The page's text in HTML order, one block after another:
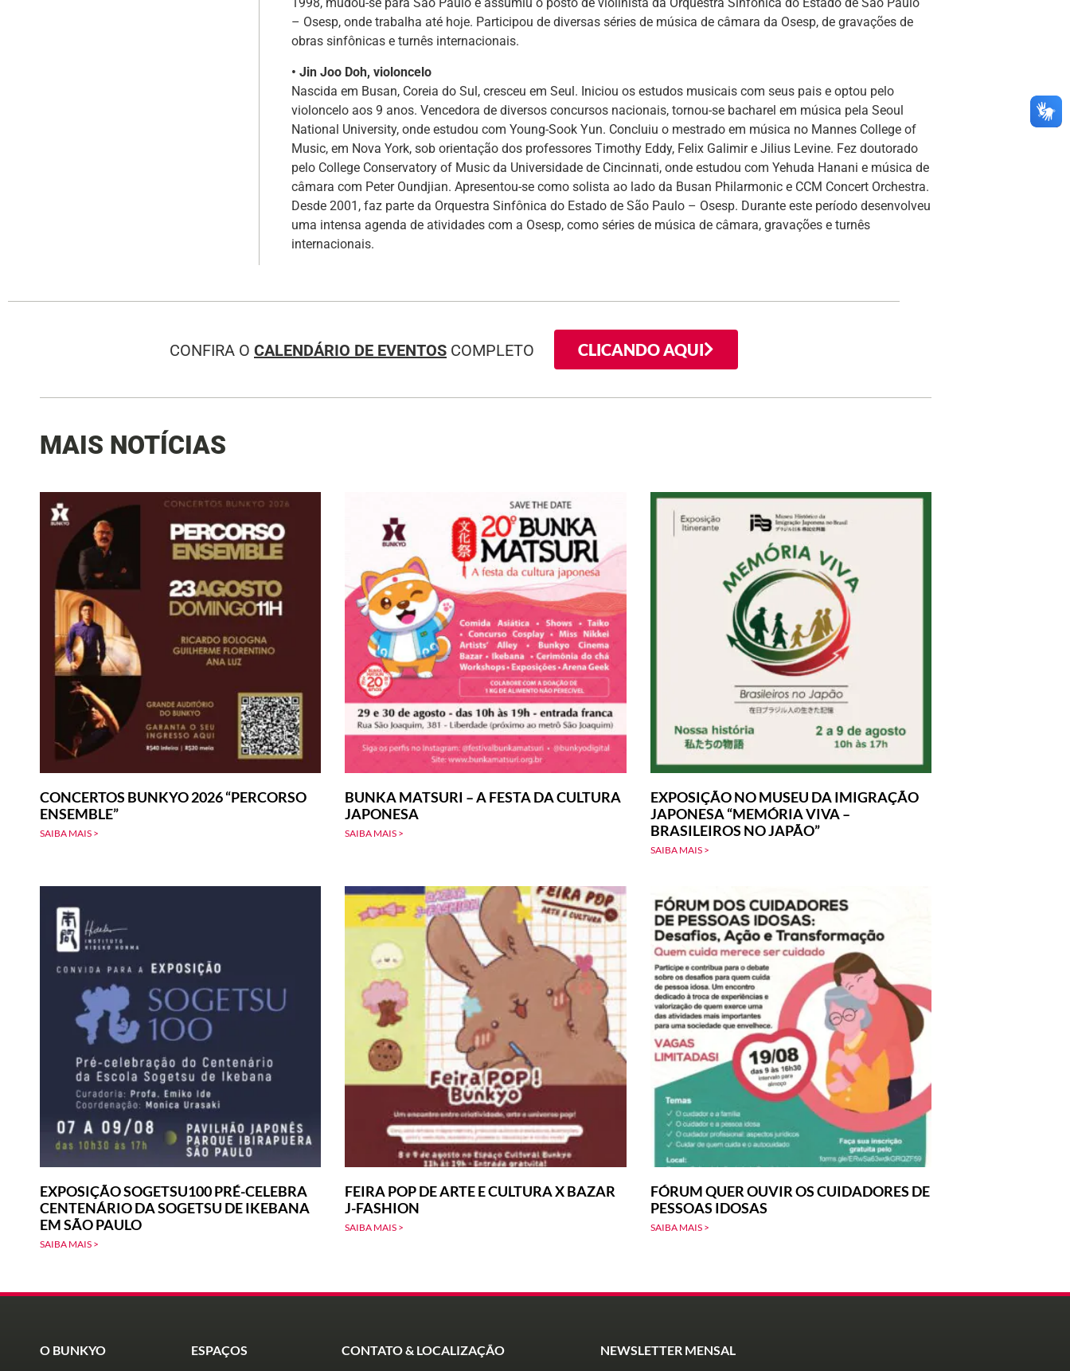
1998, mudou-se para São Paulo e assumiu o posto de violinista da Orquestra Sinfônica do Estado de São Paulo
– Osesp, onde trabalha até hoje. Participou de diversas séries de música de câmara da Osesp, de gravações de
obras sinfônicas e turnês internacionais.
• Jin Joo Doh, violoncelo
Nascida em Busan, Coreia do Sul, cresceu em Seul. Iniciou os estudos musicais com seus pais e optou pelo
violoncelo aos 9 anos. Vencedora de diversos concursos nacionais, tornou-se bacharel em música pela Seoul
National University, onde estudou com Young-Sook Yun. Concluiu o mestrado em música no Mannes College of
Music, em Nova York, sob orientação dos professores Timothy Eddy, Felix Galimir e Jilius Levine. Fez doutorado
pelo College Conservatory of Music da Universidade de Cincinnati, onde estudou com Yehuda Hanani e música de
câmara com Peter Oundjian. Apresentou-se como solista ao lado da Busan Philarmonic e CCM Concert Orchestra.
Desde 2001, faz parte da Orquestra Sinfônica do Estado de São Paulo – Osesp. Durante este período desenvolveu
uma intensa agenda de atividades com a Osesp, como séries de música de câmara, gravações e turnês
internacionais.
CONFIRA O CALENDÁRIO DE EVENTOS COMPLETO CLICANDO AQUI
MAIS NOTÍCIAS
CONCERTOS BUNKYO 2026 “PERCORSO
ENSEMBLE”
SAIBA MAIS >
BUNKA MATSURI – A FESTA DA CULTURA
JAPONESA
SAIBA MAIS >
EXPOSIÇÃO NO MUSEU DA IMIGRAÇÃO
JAPONESA “MEMÓRIA VIVA –
BRASILEIROS NO JAPÃO”
SAIBA MAIS >
EXPOSIÇÃO SOGETSU100 PRÉ-CELEBRA
CENTENÁRIO DA SOGETSU DE IKEBANA
EM SÃO PAULO
SAIBA MAIS >
FEIRA POP DE ARTE E CULTURA X BAZAR
J-FASHION
SAIBA MAIS >
FÓRUM QUER OUVIR OS CUIDADORES DE
PESSOAS IDOSAS
SAIBA MAIS >
O BUNKYO ESPAÇOS CONTATO & LOCALIZAÇÃO NEWSLETTER MENSAL